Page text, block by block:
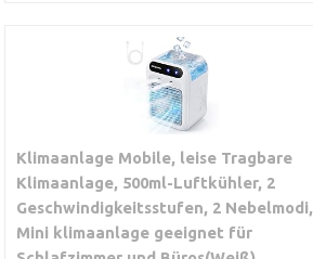
Klimaanlage Mobile, leise Tragbare
Klimaanlage, 500ml-Luftkühler, 2
Geschwindigkeitsstufen, 2 Nebelmodi,
Mini klimaanlage geeignet für